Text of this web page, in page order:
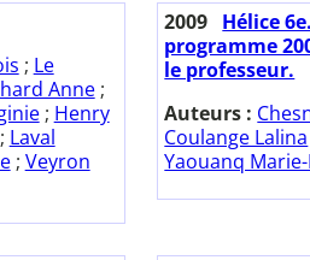
; Le
Anne;
; Henry
Laval
; Veyron
2009 Hélice
programme
le professeur.
Auteurs :
Coulange Lalina
Yaouanq